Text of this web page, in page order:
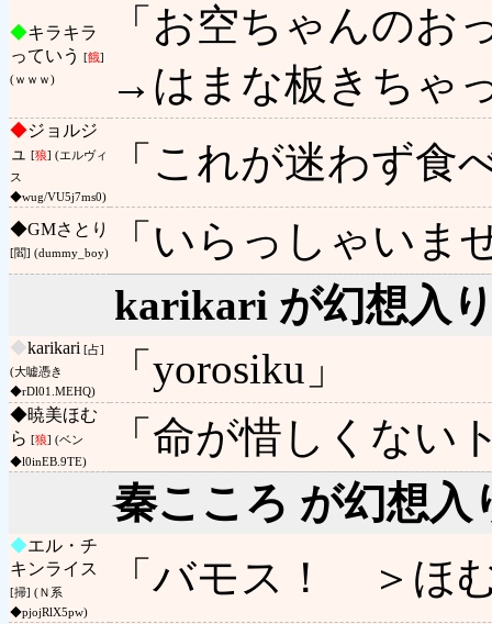
◆キラキラ
っていう
[餓]
(ｗｗｗ)
「お空ちゃんのお
→はまな板きちゃ
◆ジョルジ
ュ
[狼] (エルヴィ
ス
◆wug/VU5j7ms0)
「これが迷わず食
◆GMさとり
[閻] (dummy_boy)
「いらっしゃいま
karikari が幻想入
◆karikari [占]
(大嘘憑き
◆rDl01.MEHQ)
「yorosiku」
◆暁美ほむ
ら [狼] (ベン
◆l0inEB.9TE)
「命が惜しくない
秦こころ が幻想入
◆エル・チ
キンライス
[掃] (Ｎ系
◆pjojRlX5pw)
「バモス！ ＞ほ